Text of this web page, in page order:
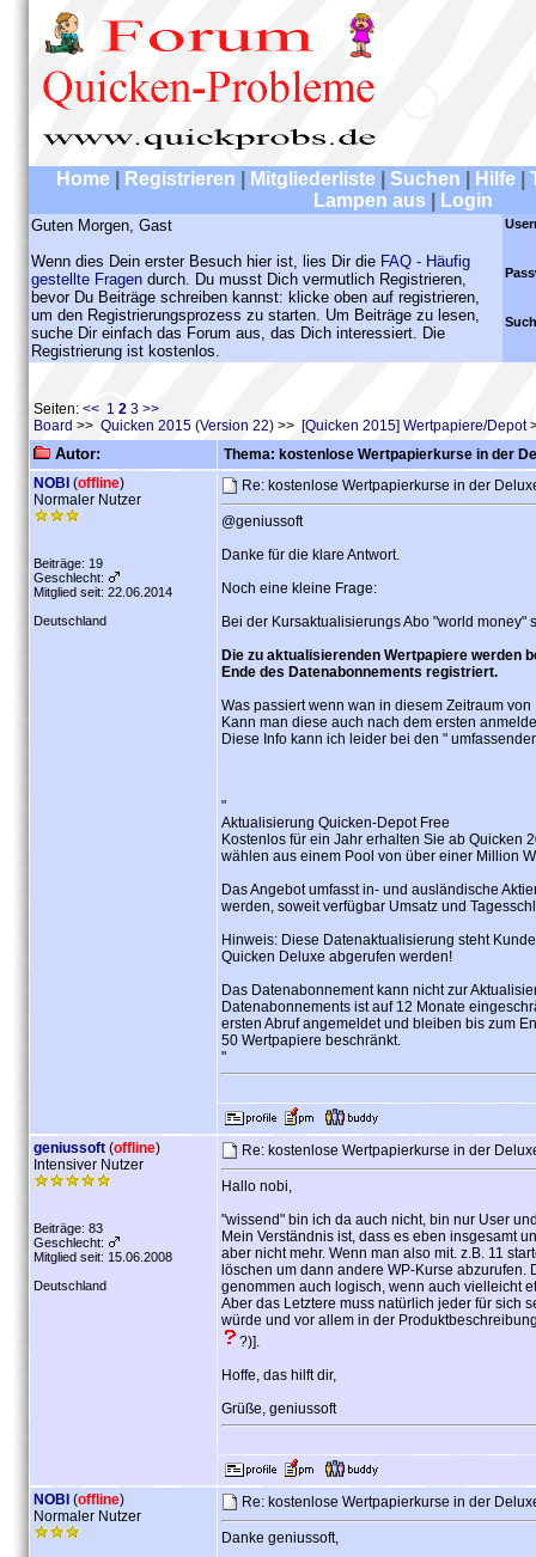
Home Registrieren Mitgliederliste Suchen Hilfe
Lampen aus
Login
Guten Morgen, Gast
Wenn dies Dein erster Besuch hier ist, lies Dir die FAQ - Häufig
gestellte Fragen durch. Du musst Dich vermutlich Registrieren,
bevor Du Beiträge schreiben kannst: klicke oben auf registrieren,
um den Registrierungsprozess zu starten. Um Beiträge zu lesen,
suche Dir einfach das Forum aus, das Dich interessiert. Die
Registrierung ist kostenlos.
Seiten: << 1 2 3 >>
Board >> Quicken 2015 (Version 22) >> [Quicken 2015] Wertpapiere/Depot
Autor:
Thema: kostenlose Wertpapierkurse in der
NOBI (offline)
Normaler Nutzer
Beiträge: 19
Geschlecht:
Mitglied seit: 22.06.2014
Deutschland
Re: kostenlose Wertpapierkurse in der
@geniussoft
Danke für die klare Antwort.
Noch eine kleine Frage:
Bei der Kursaktualisierungs Abo "world money"
Die zu aktualisierenden Wertpapiere werden
Ende des Datenabonnements registriert.
Was passiert wenn wan in diesem Zeitraum
Kann man diese auch nach dem ersten
Diese Info kann ich leider bei den "
"
Aktualisierung Quicken-Depot Free
Kostenlos für ein Jahr erhalten Sie ab Quicken
wählen aus einem Pool von über einer Million
Das Angebot umfasst in- und ausländische
werden, soweit verfügbar Umsatz und
Hinweis: Diese Datenaktualisierung steht
Quicken Deluxe abgerufen werden!
Das Datenabonnement kann nicht zur
Datenabonnements ist auf 12 Monate
ersten Abruf angemeldet und bleiben bis zum
50 Wertpapiere beschränkt.
"
geniussoft (offline)
Intensiver Nutzer
Beiträge: 83
Geschlecht:
Mitglied seit: 15.06.2008
Deutschland
Re: kostenlose Wertpapierkurse in der
Hallo nobi,
"wissend" bin ich da auch nicht, bin nur User
Mein Verständnis ist, dass es eben insgesamt
aber nicht mehr. Wenn man also mit. z.B. 11
löschen um dann andere WP-Kurse
genommen auch logisch, wenn auch vielleicht
Aber das Letztere muss natürlich jeder für sich
würde und vor allem in der
?)].
Hoffe, das hilft dir,
Grüße, geniussoft
NOBI (offline)
Normaler Nutzer
Re: kostenlose Wertpapierkurse in der
Danke geniussoft,